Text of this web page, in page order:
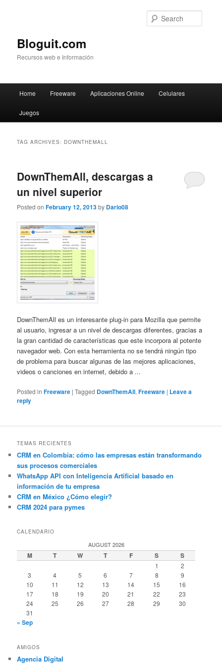
Bloguit.com
Recursos web e Información
Skip
to
Skip
to
Home Freeware Aplicaciones Online Celulares
Juegos
TAG ARCHIVES: DOWNTHEMALL
DownThemAll, descargas a
un nivel superior
Posted onFebruary 12, 2013by Dario08
DownThemAll es un interesante plug-in para Mozilla que permite
al usuario, ingresar a un nivel de descargas diferentes, gracias a
la gran cantidad de características que este incorpora al potente
navegador web. Con esta herramienta no se tendrá ningún tipo
de problema para buscar algunas de las mejores aplicaciones,
videos o canciones en internet, debido a ...
Posted in Freeware |Tagged DownThemAll,Freeware | Leave a
reply
TEMAS RECIENTES
CRM en Colombia: cómo las empresas están transformando
sus procesos comerciales
WhatsApp API con Inteligencia Artificial basado en
información de tu empresa
CRM en México ¿Cómo elegir?
CRM 2024 para pymes
CALENDARIO
AUGUST 2026
M T W T F S S
1
2
3
4 5 6 7 8
9
10
11 12 13 14 15
16
17
18 19 20 21 22
23
24
25 26 27 28 29
30
31
« Sep
AMIGOS
Agencia Digital